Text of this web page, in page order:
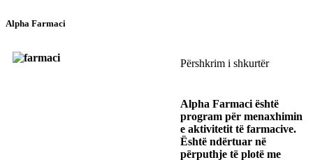
Alpha Farmaci
Përshkrim i shkurtër
Alpha Farmaci është
program për menaxhimin
e aktivitetit të farmacive.
Është ndërtuar në
përputhje të plotë me